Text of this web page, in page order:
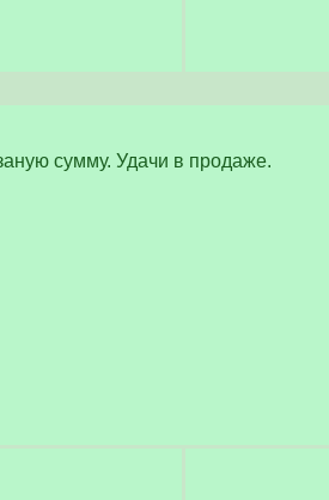
сумму. Удачи в продаже.